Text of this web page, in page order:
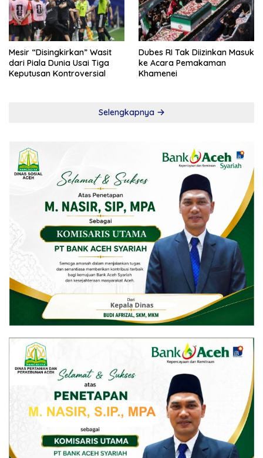
Mesir “Disingkirkan” Wasit
dari Piala Dunia Usai Tiga
Keputusan Kontroversial
Dubes RI Tak Diizinkan Masuk
ke Acara Pemakaman
Khamenei
Selengkapnya